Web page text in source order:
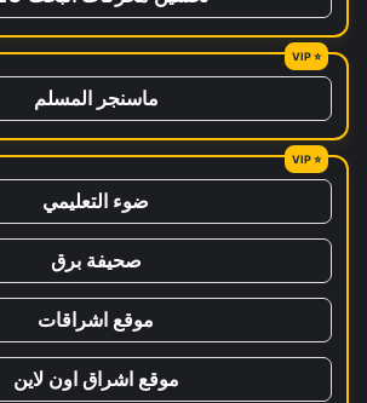
ماسنجر المسلم
ضوء التعليمي
صحيفة برق
موقع اشراقات
موقع اشراق اون لاين